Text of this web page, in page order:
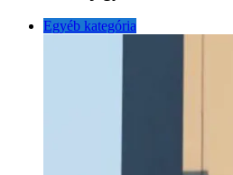
Egyéb kategória